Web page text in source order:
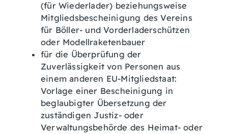
(für Wiederlader) beziehungsweise
Mitgliedsbescheinigung des Vereins
für Böller- und Vorderladerschützen
oder Modellraketenbauer
für die Überprüfung der
Zuverlässigkeit von Personen aus
einem anderen EU-Mitgliedstaat:
Vorlage einer Bescheinigung in
beglaubigter Übersetzung der
zuständigen Justiz- oder
Verwaltungsbehörde des Heimat- oder